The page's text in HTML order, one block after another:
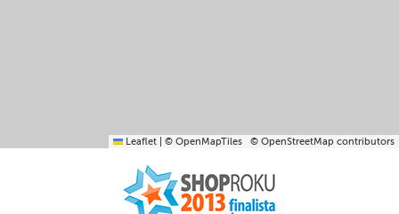
Leaflet © OpenMapTiles © OpenStreetMap contributors